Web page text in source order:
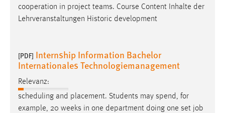
cooperation in project teams. Course Content Inhalte der
Lehrveranstaltungen Historic development
[PDF] Internship Information Bachelor
Internationales Technologiemanagement
Relevanz:
scheduling and placement. Students may spend, for
example, 20 weeks in one department doing one set job